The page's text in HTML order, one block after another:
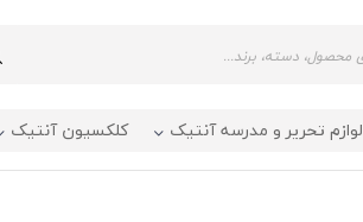
لوازم تحریر و مدرسه آنتیک کلکسیون آنتیک